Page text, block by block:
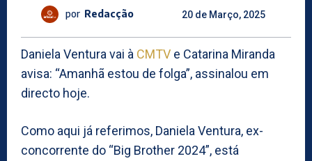
por Redacção 20 de Março, 2025
Daniela Ventura vai à CMTV e Catarina Miranda
avisa: “Amanhã estou de folga”, assinalou em
directo hoje.
Como aqui já referimos, Daniela Ventura, ex-
concorrente do “Big Brother 2024”, está